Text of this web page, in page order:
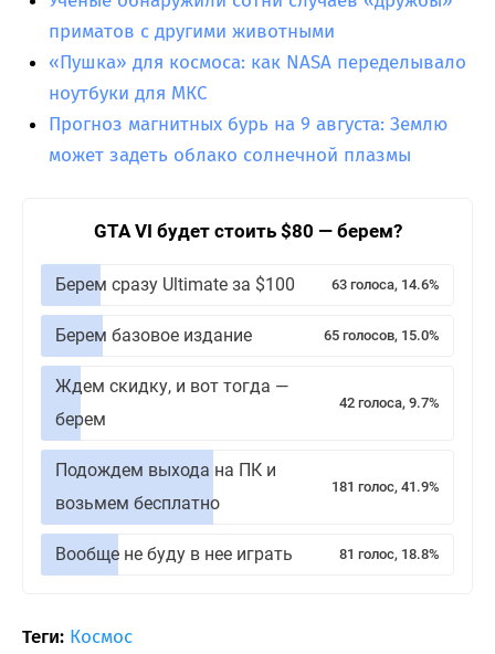
приматов с другими животными
«Пушка» для космоса: как NASA переделывало
ноутбуки для МКС
Прогноз магнитных бурь на 9 августа: Землю
может задеть облако солнечной плазмы
GTA VI будет стоить $80 — берем?
Берем сразу Ultimate за $100 63 голоса, 14.6%
Берем базовое издание 65 голосов, 15.0%
Ждем скидку, и вот тогда —
берем
42 голоса, 9.7%
Подождем выхода на ПК и
возьмем бесплатно
181 голос, 41.9%
Вообще не буду в нее играть 81 голос, 18.8%
Теги: Космос